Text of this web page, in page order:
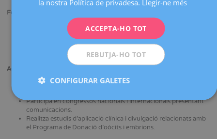
Formació acadèmica:
Màster en Biologia de la Reproducció i Tècniques de
Reproducció Humana Assistida. Dexeus Mujer. Hospital
Universitari Dexeus.
Grau en Ciències Biomèdiques. Universitat de Barcelona.
Activitat científica:
Publica articles en revistes especialitzades nacionals i
Participa en congressos nacionals i internacionals presentant
comunicacions.
Realitza estudis d’aplicació clínica i divulgació relacionats amb
el Programa de Donació d’oòcits i embrions.
la nostra Política de privadesa. Llegir-ne més
ACCEPTA-HO TOT
REBUTJA-HO TOT
CONFIGURAR GALETES